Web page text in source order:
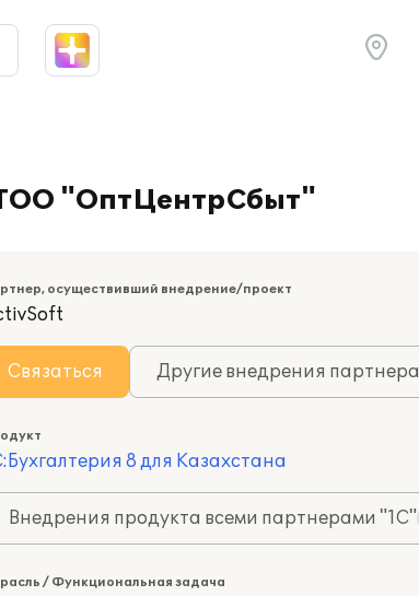
"ОптЦентрСбыт"
осуществивший внедрение/проект
Связаться Другие внедрения партнера
8 для Казахстана
Внедрения продукта всеми партнерами "1С"
/ Функциональная задача